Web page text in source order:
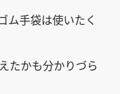
ム手袋は使いたく
たかも分かりづら